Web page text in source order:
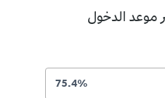
موعد الدخول
75.4%